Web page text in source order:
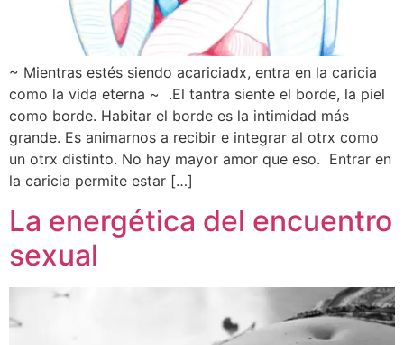
~ Mientras estés siendo acariciadx, entra en la caricia
como la vida eterna ~ .El tantra siente el borde, la piel
como borde. Habitar el borde es la intimidad más
grande. Es animarnos a recibir e integrar al otrx como
un otrx distinto. No hay mayor amor que eso. Entrar en
la caricia permite estar […]
La energética del encuentro
sexual